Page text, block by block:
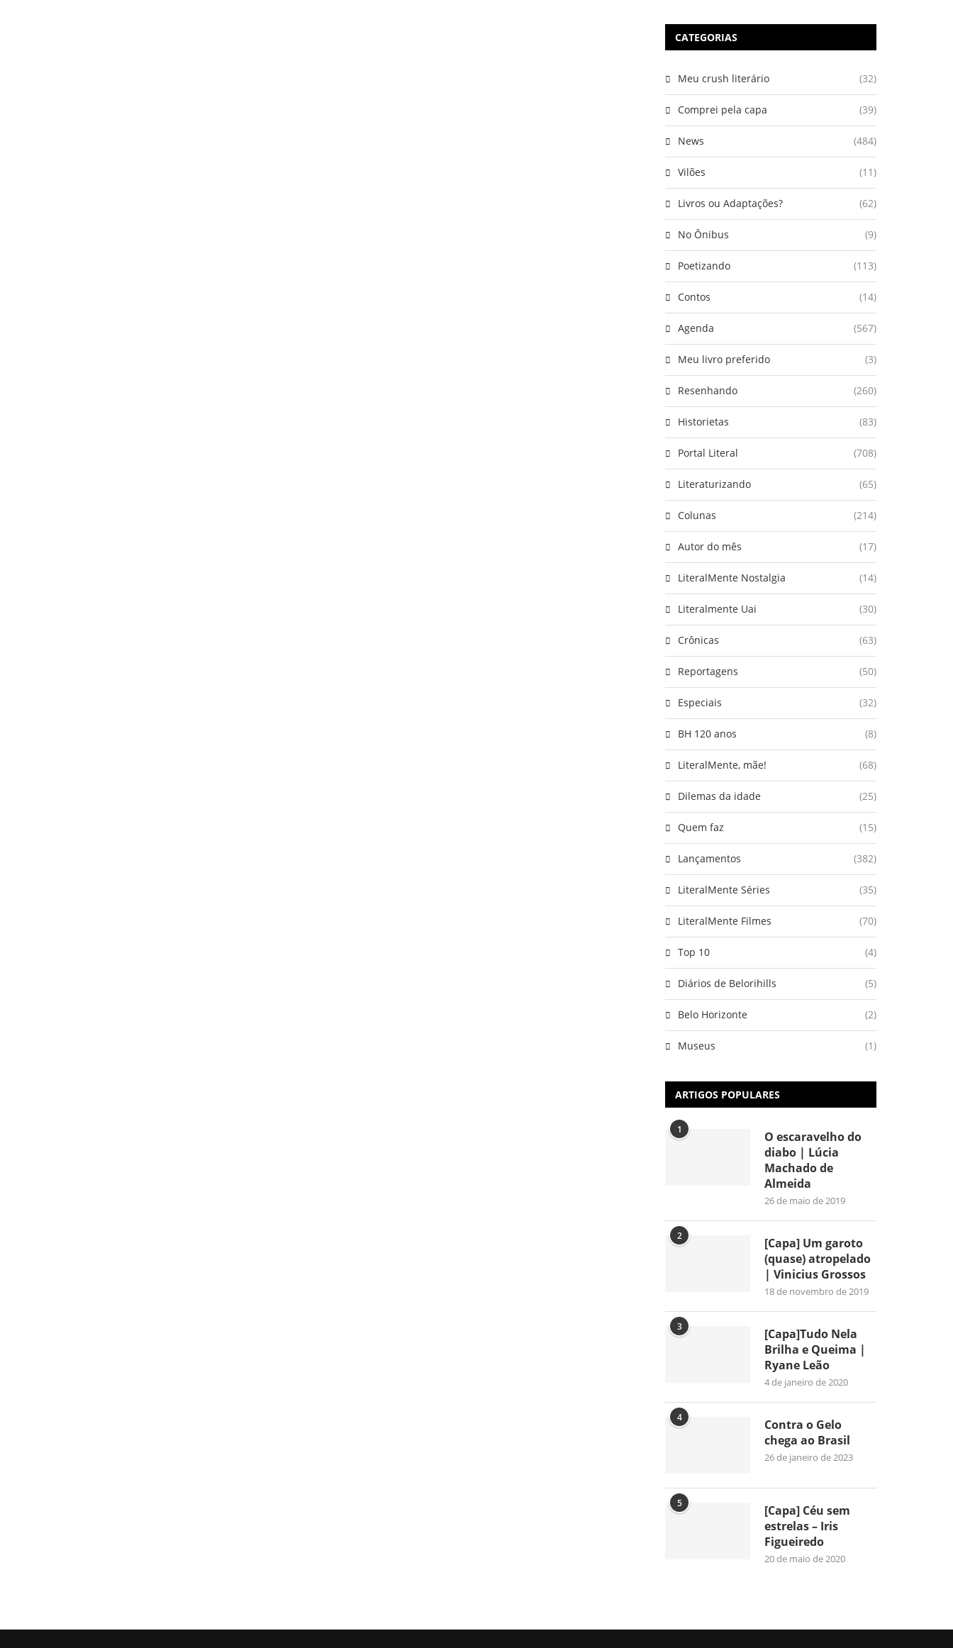
CATEGORIAS
Meu crush literário (32)
Comprei pela capa (39)
News (484)
Vilões (11)
Livros ou Adaptações? (62)
No Ônibus (9)
Poetizando (113)
Contos (14)
Agenda (567)
Meu livro preferido (3)
Resenhando (260)
Historietas (83)
Portal Literal (708)
Literaturizando (65)
Colunas (214)
Autor do mês (17)
LiteralMente Nostalgia (14)
Literalmente Uai (30)
Crônicas (63)
Reportagens (50)
Especiais (32)
BH 120 anos (8)
LiteralMente, mãe! (68)
Dilemas da idade (25)
Quem faz (15)
Lançamentos (382)
LiteralMente Séries (35)
LiteralMente Filmes (70)
Top 10 (4)
Diários de Belorihills (5)
Belo Horizonte (2)
Museus (1)
ARTIGOS POPULARES
1
O escaravelho do
diabo | Lúcia
Machado de
Almeida
26 de maio de 2019
2
[Capa] Um garoto
(quase) atropelado
| Vinicius Grossos
18 de novembro de 2019
3
[Capa]Tudo Nela
Brilha e Queima |
Ryane Leão
4 de janeiro de 2020
4
Contra o Gelo
chega ao Brasil
26 de janeiro de 2023
5
[Capa] Céu sem
estrelas – Iris
Figueiredo
20 de maio de 2020